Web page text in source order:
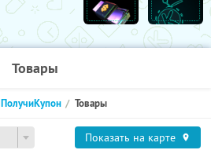
Товары
ПолучиКупон Товары
Показать на карте